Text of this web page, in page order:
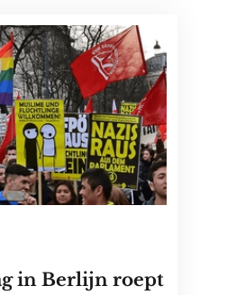
in Berlijn roept